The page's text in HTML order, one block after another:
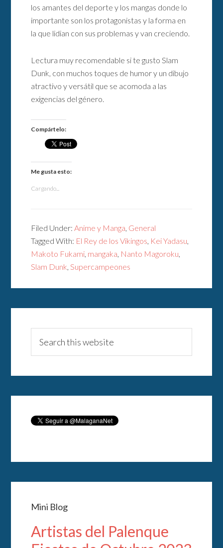
los amantes del deporte y los mangas donde lo
importante son los protagonistas y la forma en
la que lidian con sus problemas y van creciendo.
Lectura muy recomendable si te gusto Slam
Dunk, con muchos toques de humor y un dibujo
atractivo y versátil que se acomoda a las
exigencias del género.
Compártelo:
Me gusta esto:
Cargando...
Filed Under: Anime y Manga General
Tagged With: El Rey de los Vikingos Kei Yadasu
Makoto Fukami mangaka Nanto Magoroku
Slam Dunk Supercampeones
Mini Blog
Artistas del Palenque